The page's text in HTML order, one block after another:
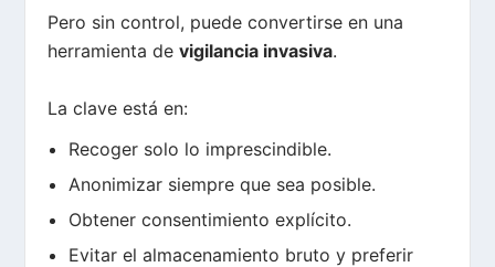
Pero sin control, puede convertirse en una
herramienta devigilancia invasiva.
La clave está en:
Recoger solo lo imprescindible.
Anonimizar siempre que sea posible.
Obtener consentimiento explícito.
Evitar el almacenamiento bruto y preferir